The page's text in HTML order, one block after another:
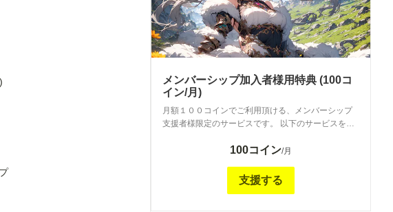
メンバーシップ加入者様用特典 (100コ
イン/月)
月額１００コインでご利用頂ける、メンバーシップ
支援者様限定のサービスです。 以下のサービスをご
で公開されている全画像(最大横1200pixel)が、高解
への利用等に対応します。2025年2/12以降はちちぷ
い 通常サイト公開と同時に投稿していきますが、そ
100コイン/月
支援する